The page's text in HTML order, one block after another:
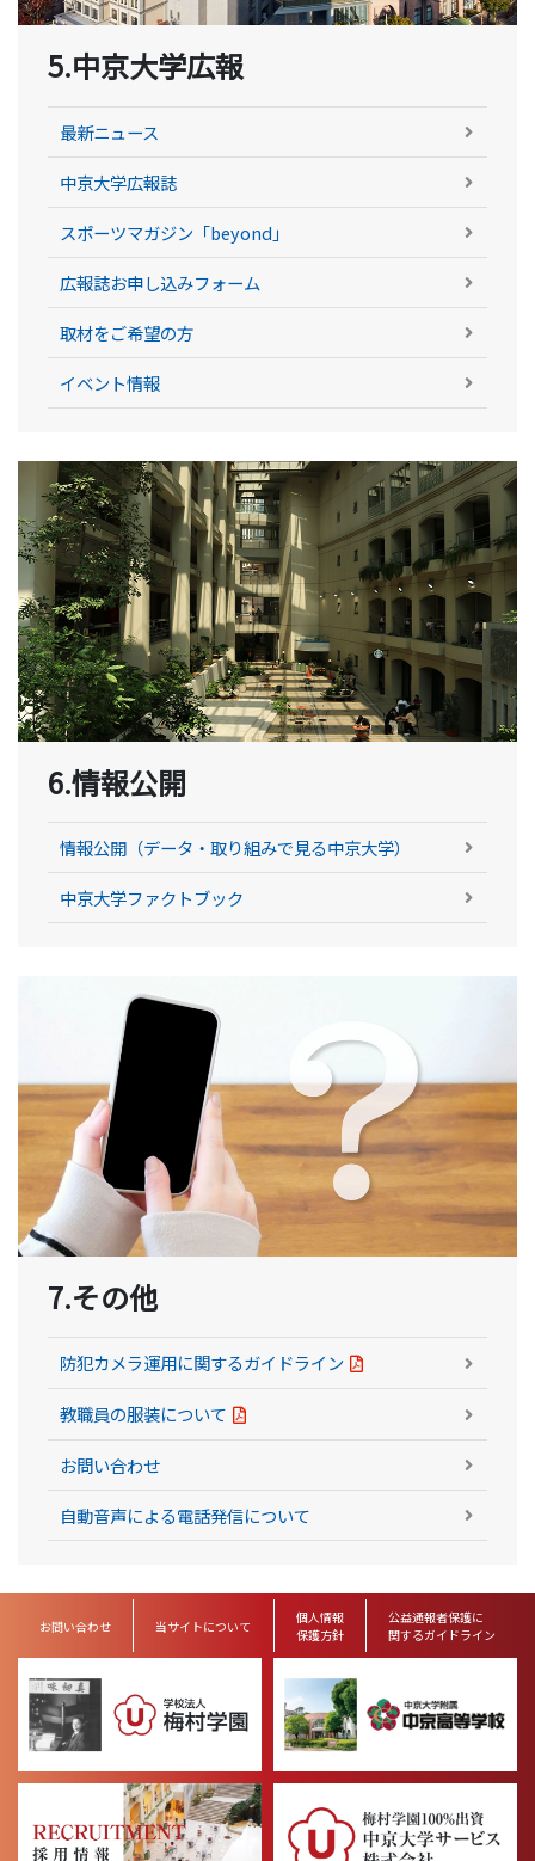
5.中京大学広報
最新ニュース
中京大学広報誌
スポーツマガジン「beyond」
広報誌お申し込みフォーム
取材をご希望の方
イベント情報
6.情報公開
情報公開（データ・取り組みで見る中京大学）
中京大学ファクトブック
7.その他
防犯カメラ運用に関するガイドライン
教職員の服装について
お問い合わせ
自動音声による電話発信について
お問い合わせ 当サイトについて
個人情報
保護方針
公益通報者保護に
関するガイドライン